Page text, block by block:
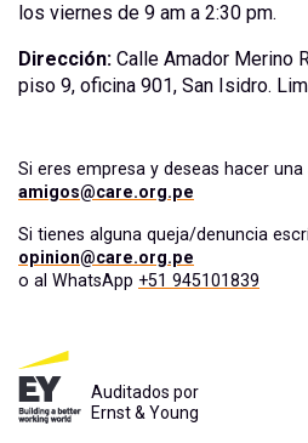
los viernes de 9 am a 2:30 pm.
Dirección: Calle Amador Merino
piso 9, oficina 901, San Isidro.
Si eres empresa y deseas hacer
amigos@care.org.pe
Si tienes alguna queja/denuncia
opinion@care.org.pe
o al WhatsApp +51 945101839
Auditados por
Ernst & Young